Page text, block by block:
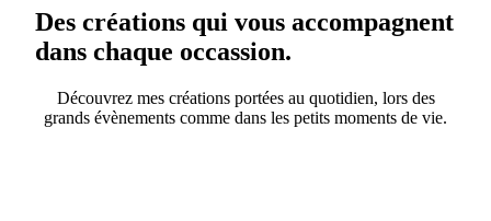
Des créations qui vous accompagnent
dans chaque occassion.
Découvrez mes créations portées au quotidien, lors des
grands évènements comme dans les petits moments de vie.